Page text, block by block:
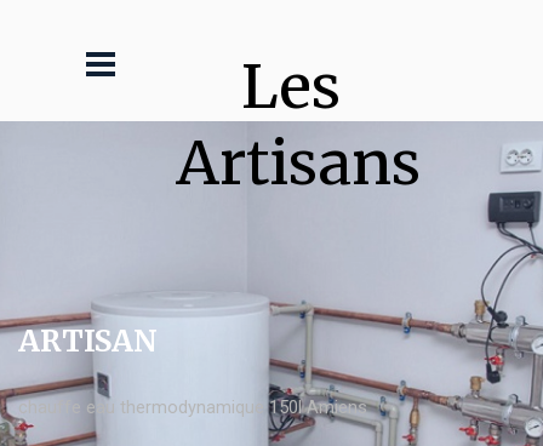
Les
Artisans
ARTISAN
chauffe eau thermodynamique 150l Amiens